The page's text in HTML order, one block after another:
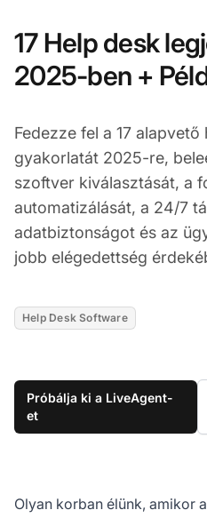
17 Help desk
2025-ben +
Fedezze fel a 17
gyakorlatát 2025-re,
szoftver kiválasztását, a
automatizálását, a 24/7
adatbiztonságot és az
jobb elégedettség
Help Desk Software
Próbálja ki a LiveAgent-
et
Olyan korban élünk, amikor